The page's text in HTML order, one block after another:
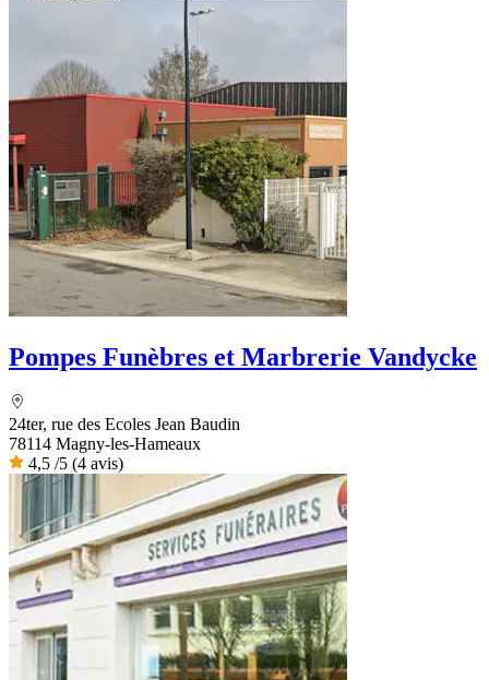
Pompes Funèbres et Marbrerie Vandycke
24ter, rue des Ecoles Jean Baudin
78114 Magny-les-Hameaux
4,5 /5 (4 avis)